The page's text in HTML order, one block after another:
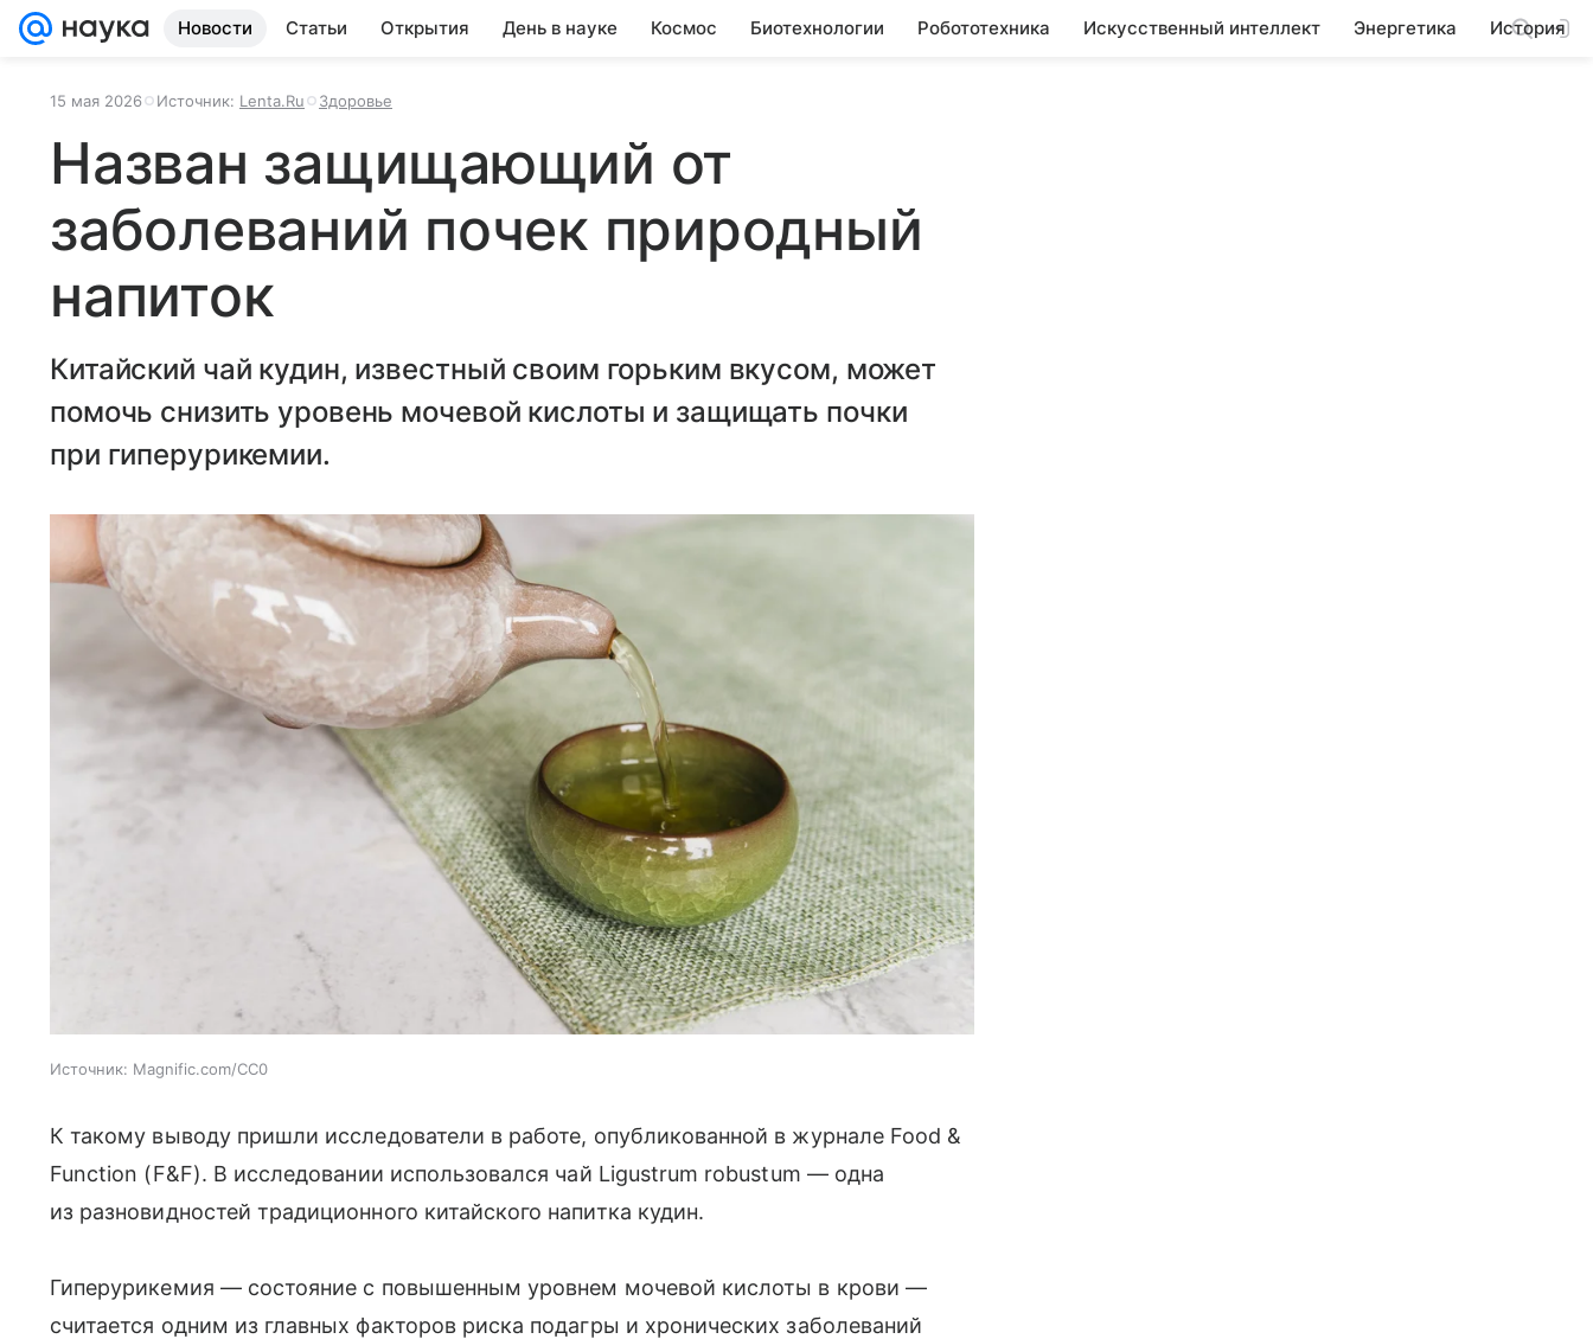
Новости Статьи Открытия День в науке Космос Биотехнологии Робототехника Искусственный интеллект Энергетика История
15 мая 2026 Источник: Lenta.Ru Здоровье
Назван защищающий от
заболеваний почек природный
напиток
Китайский чай кудин, известный своим горьким вкусом, может
помочь снизить уровень мочевой кислоты и защищать почки
при гиперурикемии.
Источник: Magnific.com/CC0
К такому выводу пришли исследователи в работе, опубликованной в журнале Food &
Function (F&F). В исследовании использовался чай Ligustrum robustum — одна
из разновидностей традиционного китайского напитка кудин.
Гиперурикемия — состояние с повышенным уровнем мочевой кислоты в крови —
считается одним из главных факторов риска подагры и хронических заболеваний